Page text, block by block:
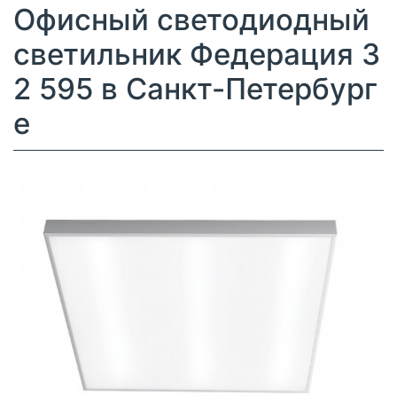
Офисный светодиодный
светильник Федерация 3
2 595 в Санкт-Петербург
е